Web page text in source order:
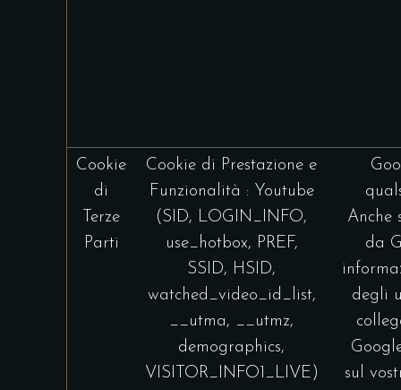
Cookie
di
Terze
Parti
Cookie di Prestazione e
Funzionalità : Youtube
(SID, LOGIN_INFO,
use_hotbox, PREF,
SSID, HSID,
watched_video_id_list,
__utma, __utmz,
demographics,
VISITOR_INFO1_LIVE)
Anche
da
degli
sul